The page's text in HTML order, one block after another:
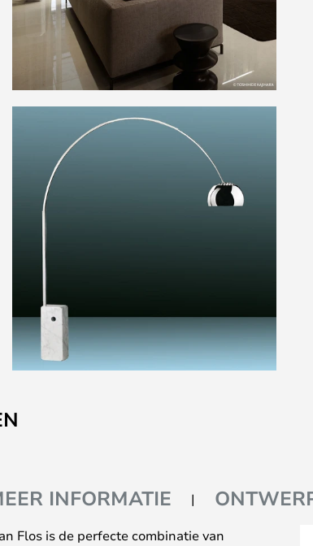
INFORMATIE
Flos is de perfecte combinatie van